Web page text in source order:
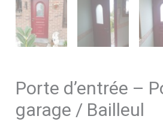
Porte d’entrée –
garage / Bailleul